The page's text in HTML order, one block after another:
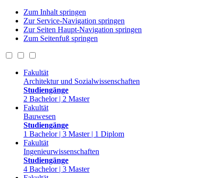
Zum Inhalt springen
Zur Service-Navigation springen
Zur Seiten Haupt-Navigation springen
Zum Seitenfuß springen
Fakultät
Architektur und Sozialwissenschaften
Studiengänge
2 Bachelor | 2 Master
Fakultät
Bauwesen
Studiengänge
1 Bachelor | 3 Master | 1 Diplom
Fakultät
Ingenieurwissenschaften
Studiengänge
4 Bachelor | 3 Master